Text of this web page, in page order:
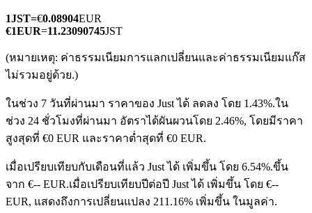
ฟิวเจอร์สที่ใช้ USDC เป็นหลักประกัน
1JST=€0.08904EUR
€1EUR=11.23090745JST
(หมายเหตุ: ค่าธรรมเนียมการแลกเปลี่ยนและค่าธรรมเนียมแก๊ส
ไม่รวมอยู่ด้วย.)
ในช่วง 7 วันที่ผ่านมา ราคาของ Just ได้ ลดลง โดย 1.43%.ใน
ช่วง 24 ชั่วโมงที่ผ่านมา อัตราได้ผันผวนโดย 2.46%, โดยมีราคา
สูงสุดที่ €0 EUR และราคาต่ำสุดที่ €0 EUR.
เมื่อเปรียบเทียบกับเดือนที่แล้ว Just ได้ เพิ่มขึ้น โดย 6.54%.ขึ้น
จาก €-- EUR.เมื่อเปรียบเทียบปีต่อปี Just ได้ เพิ่มขึ้น โดย €--
EUR, แสดงถึงการเปลี่ยนแปลง 211.16% เพิ่มขึ้น ในมูลค่า.